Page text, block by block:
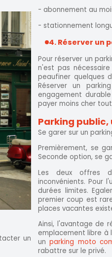
un
- abonnement au
- stationnement
4. Réserver un
Pour réserver un
n'est pas
peaufiner quelques
Réserver un
engagement
payer moins cher
Parking public,
Se garer sur un
Premièrement, se
Seconde option, se
Les deux offres
inconvénients. Pour
durées limites.
premier coup est
places vacantes
Ainsi, l'avantage de
emplacement libre à
unparking moto
rabattre sur le privé.